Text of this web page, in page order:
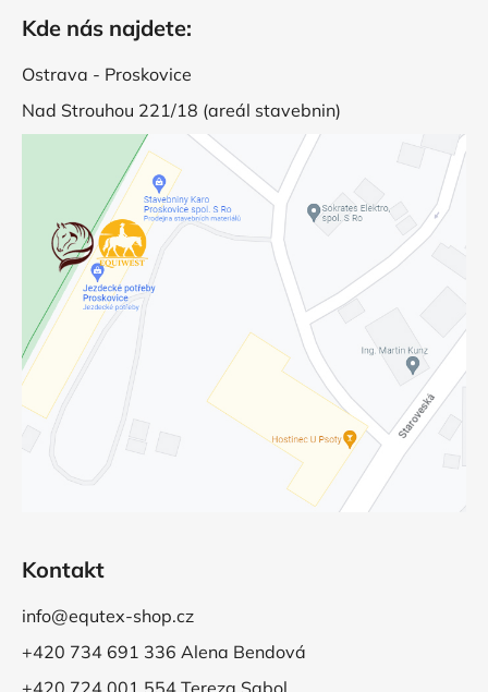
Kde nás najdete:
Ostrava - Proskovice
Nad Strouhou 221/18 (areál stavebnin)
Kontakt
info@equtex-shop.cz
+420 734 691 336 Alena Bendová